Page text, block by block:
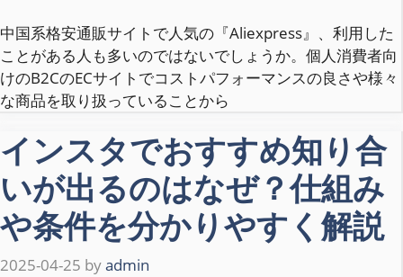
中国系格安通販サイトで人気の『Aliexpress』、利用した
ことがある人も多いのではないでしょうか。個人消費者向
けのB2CのECサイトでコストパフォーマンスの良さや様々
な商品を取り扱っていることから
インスタでおすすめ知り合
いが出るのはなぜ？仕組み
や条件を分かりやすく解説
2025-04-25 byadmin